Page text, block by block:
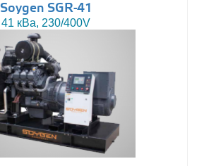
Soygen SGR-41
41 кВа, 230/400V